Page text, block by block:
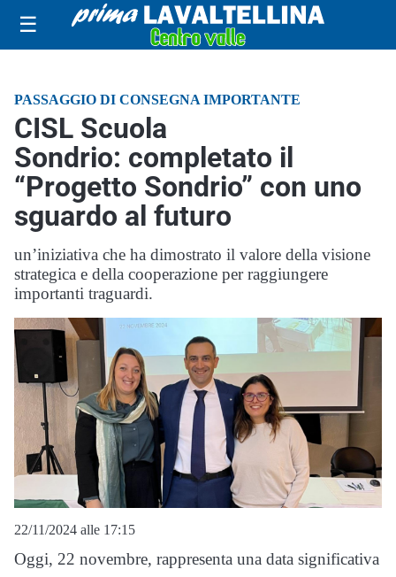
☰
PASSAGGIO DI CONSEGNA IMPORTANTE
CISL Scuola
Sondrio: completato il
“Progetto Sondrio” con uno
sguardo al futuro
un’iniziativa che ha dimostrato il valore della visione
strategica e della cooperazione per raggiungere
importanti traguardi.
22/11/2024 alle 17:15
Oggi, 22 novembre, rappresenta una data significativa